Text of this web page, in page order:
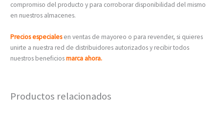
compromiso del producto y para corroborar disponibilidad del mismo
en nuestros almacenes.
Precios especiales en ventas de mayoreo o para revender, si quieres
unirte a nuestra red de distribuidores autorizados y recibir todos
nuestros beneficiosmarca ahora.
Productos relacionados